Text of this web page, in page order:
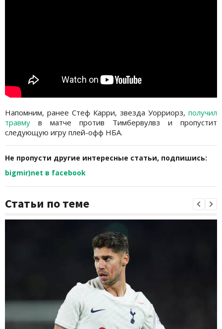
Напомним, ранее Стеф Карри, звезда Уорриорз, получил
травму в матче против Тимбервулвз и пропустит
следующую игру плей-офф НБА.
Не пропусти другие интересные статьи, подпишись:
bigmir)net в facebook
Статьи по теме